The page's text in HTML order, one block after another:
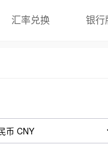
汇率兑换 银行